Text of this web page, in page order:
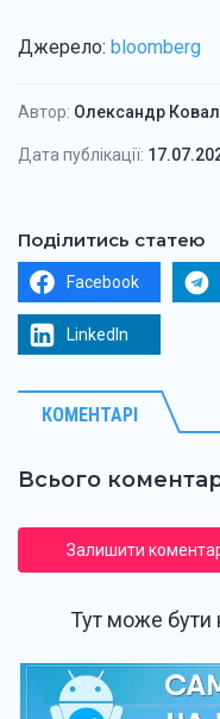
Джерело: bloomberg
Автор: Олександр
Дата публікації:
Поділитись статею
Facebook
LinkedIn
КОМЕНТАРІ
Всього
Залишити
Тут може бути